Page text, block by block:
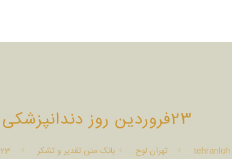
23فروردین روز دندانپزشکی
tehranloh تهران لوح بانک متن تقدیر و تشکر 23فروردین روز دندانپزشکی